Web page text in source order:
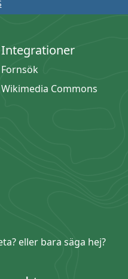
Integrationer
Fornsök
Wikimedia Commons
eller bara säga hej?